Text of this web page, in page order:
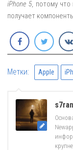
iPhone 5, потому
получает
Метки: Apple